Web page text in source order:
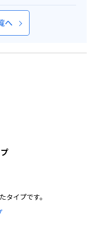
へ
タイプです。